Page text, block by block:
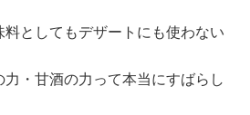
としてもデザートにも使わない
・甘酒の力って本当にすばらし